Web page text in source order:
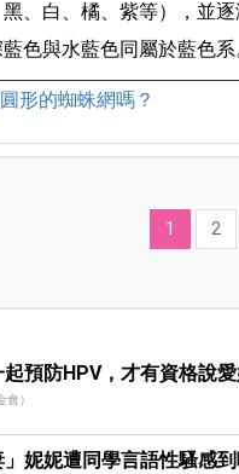
、白、橘、紫等），並
色與水藍色同屬於藍色系
形的蜘蛛網嗎？
1 2
預防HPV，才有資格說愛
會）
」妮妮遭同學言語性騷感